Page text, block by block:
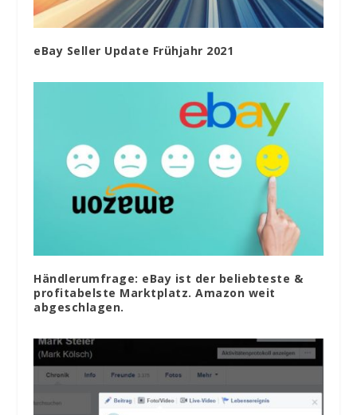
eBay Seller Update Frühjahr 2021
Händlerumfrage: eBay ist der beliebteste &
profitabelste Marktplatz. Amazon weit
abgeschlagen.